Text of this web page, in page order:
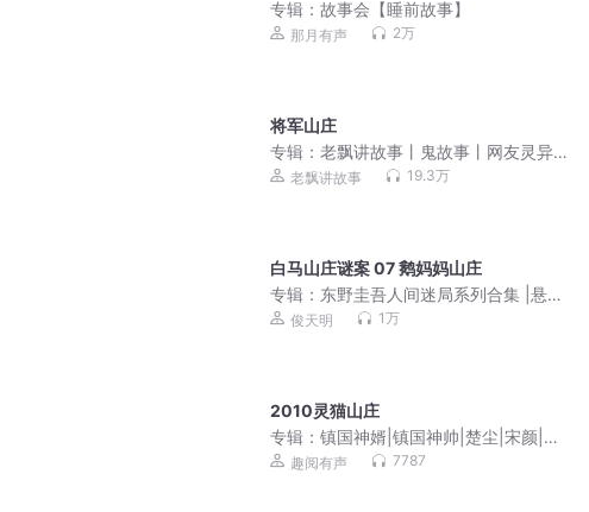
专辑： 故事会【睡前故事】
那月有声 2万
将军山庄
专辑： 老飘讲故事丨鬼故事丨网友灵异
经历老飘讲故事 19.3万
白马山庄谜案 07 鹅妈妈山庄
专辑： 东野圭吾人间迷局系列合集 |悬疑
推理刑侦 |白马山庄谜案无凶之夜|焉拓
俊天明 1万
2010灵猫山庄
专辑： 镇国神婿|镇国神帅|楚尘|宋颜|逆
天傻婿超级弃婿
趣阅有声 7787